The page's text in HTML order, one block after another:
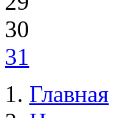
30
31
Главная